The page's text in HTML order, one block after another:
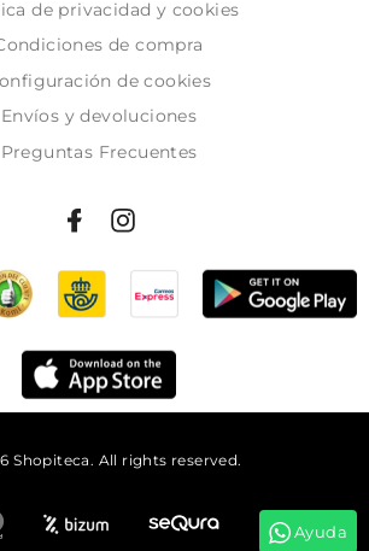
de privacidad y cookies
de compra
de cookies
Envíos y devoluciones
Preguntas Frecuentes
Shopiteca. All rights reserved.
Ayuda